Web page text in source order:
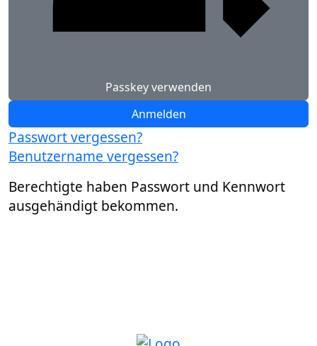
Passkey verwenden
Anmelden
Passwort vergessen?
Benutzername vergessen?
Berechtigte haben Passwort und Kennwort
ausgehändigt bekommen.